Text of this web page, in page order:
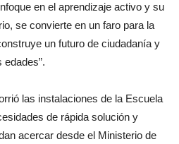
en el aprendizaje activo y su
se convierte en un faro para la
un futuro de ciudadanía y
las instalaciones de la Escuela
de rápida solución y
acercar desde el Ministerio de